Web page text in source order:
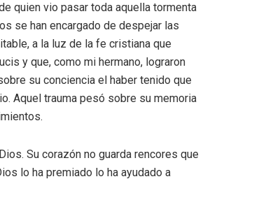
quien vio pasar toda aquella tormenta
se han encargado de despejar las
a la luz de la fe cristiana que
y que, como mi hermano, lograron
su conciencia el haber tenido que
Aquel trauma pesó sobre su memoria
Su corazón no guarda rencores que
lo ha premiado lo ha ayudado a